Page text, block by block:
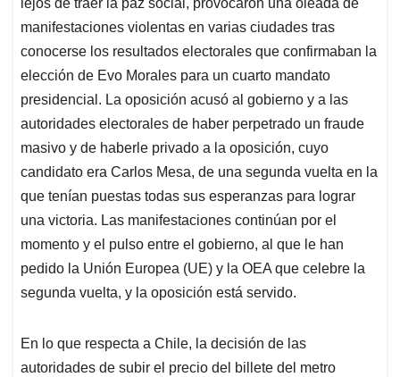
lejos de traer la paz social, provocaron una oleada de
manifestaciones violentas en varias ciudades tras
conocerse los resultados electorales que confirmaban la
elección de Evo Morales para un cuarto mandato
presidencial. La oposición acusó al gobierno y a las
autoridades electorales de haber perpetrado un fraude
masivo y de haberle privado a la oposición, cuyo
candidato era Carlos Mesa, de una segunda vuelta en la
que tenían puestas todas sus esperanzas para lograr
una victoria. Las manifestaciones continúan por el
momento y el pulso entre el gobierno, al que le han
pedido la Unión Europea (UE) y la OEA que celebre la
segunda vuelta, y la oposición está servido.
En lo que respecta a Chile, la decisión de las
autoridades de subir el precio del billete del metro